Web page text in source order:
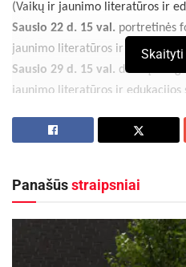
(Vaikų ir jaunimo literatūros ir
Sausio 22 d. 15 val. portretinės
jaunimo literatūros ir edukacijos
Sausio 29 d. 15 val. daiktų
jaunimo literatūros ir edukacijos
konkursas
(Vaikų ir jaunimo
Aktualios
Į Anykščius
programa, skirta
Panašūsstraipsniai